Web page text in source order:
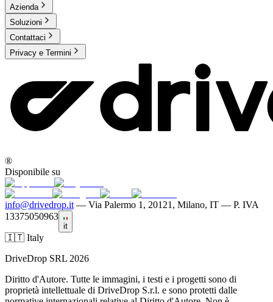
Azienda
Soluzioni
Contattaci
Privacy e Termini
®
Disponibile su
info@drivedrop.it — Via Palermo 1, 20121, Milano, IT — P. IVA
13375050963
it
🇮🇹 Italy
DriveDrop SRL 2026
Diritto d'Autore. Tutte le immagini, i testi e i progetti sono di
proprietà intellettuale di DriveDrop S.r.l. e sono protetti dalle